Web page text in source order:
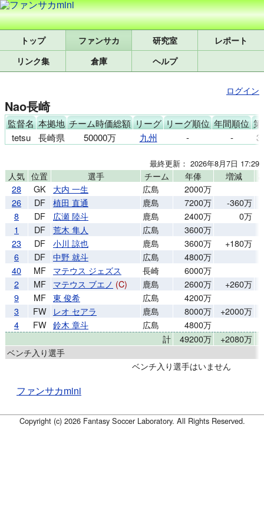
トップ 研究室
レポート
リンク集
倉庫 ヘルプ
ログイン
Nao長崎
監督名 本拠地 チーム時価総額 リーグ リーグ順位 年間順位
tetsu
長崎県 50000万 九州 - -
最終更新： 2026年8月7日 17:29
人気 位置 選手 チーム 年俸 増減
28
GK 大内 一生 広島
2000万
26
DF 植田 直通 鹿島 7200万 -360万
8
DF 広瀬 陸斗 鹿島 2400万 0万
1
DF 荒木 隼人 広島
3600万
23
DF 小川 諒也 鹿島 3600万 +180万
6
DF 中野 就斗 広島
4800万
40
MF マテウス ジェズス 長崎
6000万
2
MF マテウス ブエノ (C) 鹿島 2600万 +260万
9
MF 東 俊希 広島
4200万
3
FW レオ セアラ 鹿島 8000万 +2000万
4
FW 鈴木 章斗 広島
4800万
計
49200万 +2080万
ベンチ入り選手
ベンチ入り選手はいません
ファンサカmini
Copyright (c) 2026 Fantasy Soccer Laboratory. All Rights Reserved.